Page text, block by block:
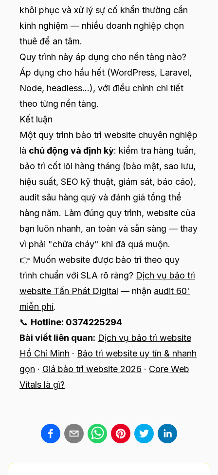
khôi phục và xử lý sự cố khẩn thường cần
kinh nghiệm — nhiều doanh nghiệp chọn
thuê để an tâm.
Quy trình này áp dụng cho nền tảng nào?
Áp dụng cho hầu hết (WordPress, Laravel,
Node, headless…), với điều chỉnh chi tiết
theo từng nền tảng.
Kết luận
Một quy trình bảo trì website chuyên nghiệp
là chủ động và định kỳ: kiểm tra hàng tuần,
bảo trì cốt lõi hàng tháng (bảo mật, sao lưu,
hiệu suất, SEO kỹ thuật, giám sát, báo cáo),
audit sâu hàng quý và đánh giá tổng thể
hàng năm. Làm đúng quy trình, website của
bạn luôn nhanh, an toàn và sẵn sàng — thay
vì phải "chữa cháy" khi đã quá muộn.
👉 Muốn website được bảo trì theo quy
trình chuẩn với SLA rõ ràng? Dịch vụ bảo trì
website Tấn Phát Digital — nhận audit 60'
miễn phí.
📞 Hotline: 0374225294
Bài viết liên quan: Dịch vụ bảo trì website
Hồ Chí Minh · Bảo trì website uy tín & nhanh
gọn · Giá bảo trì website 2026 · Core Web
Vitals là gì?